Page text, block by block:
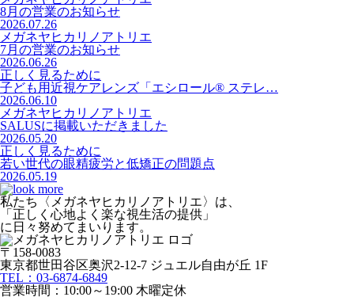
8月の営業のお知らせ
2026.07.26
メガネヤヒカリノアトリエ
7月の営業のお知らせ
2026.06.26
正しく見るために
子ども用近視ケアレンズ「エシロール® ステレ…
2026.06.10
メガネヤヒカリノアトリエ
SALUSに掲載いただきました
2026.05.20
正しく見るために
若い世代の眼精疲労と低矯正の問題点
2026.05.19
私たち〈メガネヤヒカリノアトリエ〉は、
「正しく心地よく楽な視生活の提供」
に日々努めてまいります。
〒158-0083
東京都世田谷区奥沢2-12-7 ジュエル自由が丘 1F
TEL：03-6874-6849
営業時間：10:00～19:00 木曜定休